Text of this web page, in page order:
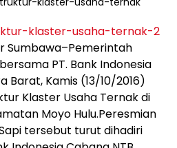
Sumbawa–Pemerintah
PT. Bank Indonesia
Barat, Kamis (13/10/2016)
Klaster Usaha Ternak di
Moyo Hulu.Peresmian
tersebut turut dihadiri